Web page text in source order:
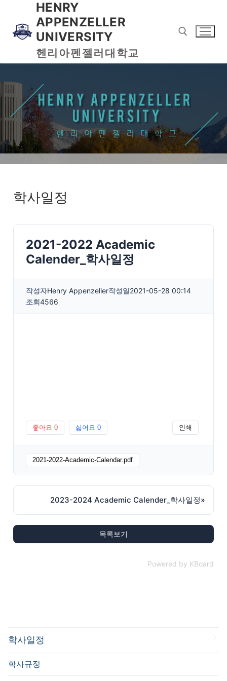
HENRY
APPENZELLER
UNIVERSITY
헨리아펜젤러대학교
학사일정
2021-2022 Academic
Calender_학사일정
작성자Henry Appenzeller작성일2021-05-28 00:14
조회4566
좋아요 0 싫어요 0 인쇄
2021-2022-Academic-Calendar.pdf
2023-2024 Academic Calender_학사일정»
목록보기
Powered by KBoard
학사일정
학사규정